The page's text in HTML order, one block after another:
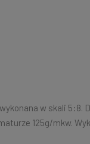
w skali 5:8.
125g/mkw.